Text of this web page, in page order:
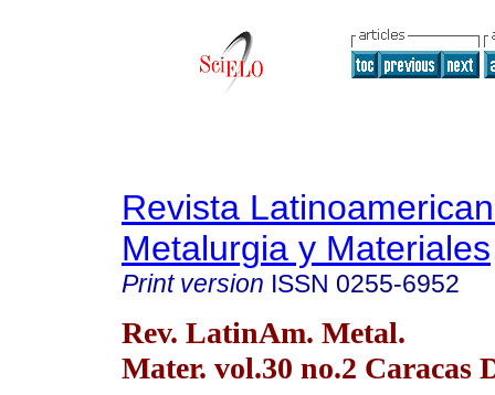
Revista
Metalurgia y Materiales
Print version ISSN 0255-6952
Rev. LatinAm. Metal.
Mater. vol.30 no.2 Caracas